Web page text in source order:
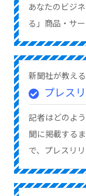
あなたのビジ
る」商品・サ
新聞社が教える
プレス
記者はどのよ
聞に掲載する
で、プレスリ